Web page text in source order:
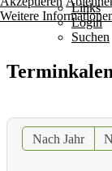
Links
Login
Suchen
Nach Jahr
Weitere